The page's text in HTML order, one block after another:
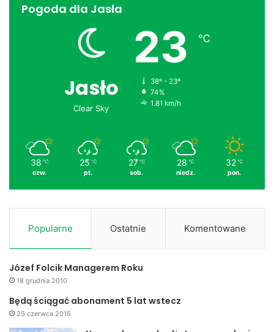
Pogoda dla Jasła
Jasło
Clear Sky
23 ℃
38º - 23º
74%
1.81 km/h
38 ℃
czw.
25 ℃
pt.
27 ℃
sob.
28 ℃
niedz.
32 ℃
pon.
Popularne Ostatnie Komentowane
Józef Folcik Managerem Roku
18 grudnia 2010
Będą ściągać abonament 5 lat wstecz
25 czerwca 2016